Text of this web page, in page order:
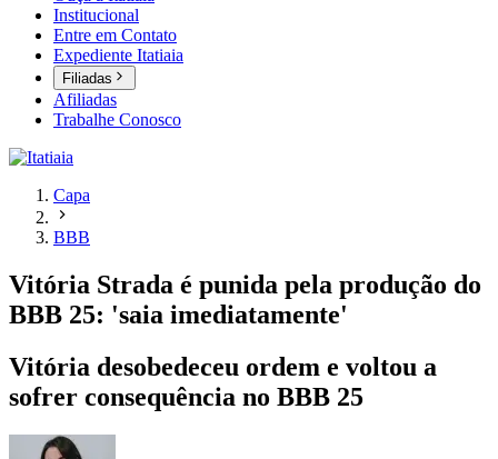
Institucional
Entre em Contato
Expediente Itatiaia
Filiadas
Afiliadas
Trabalhe Conosco
Capa
BBB
Vitória Strada é punida pela produção do
BBB 25: 'saia imediatamente'
Vitória desobedeceu ordem e voltou a
sofrer consequência no BBB 25